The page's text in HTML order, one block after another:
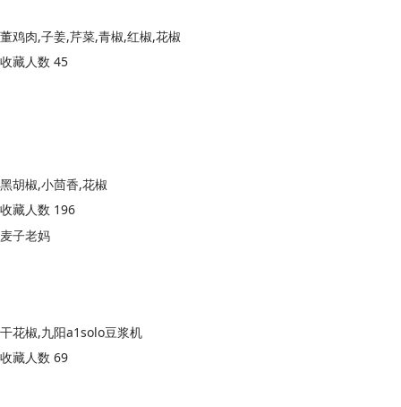
董鸡肉,子姜,芹菜,青椒,红椒,花椒
收藏人数 45
黑胡椒,小茴香,花椒
收藏人数 196
麦子老妈
干花椒,九阳a1solo豆浆机
收藏人数 69